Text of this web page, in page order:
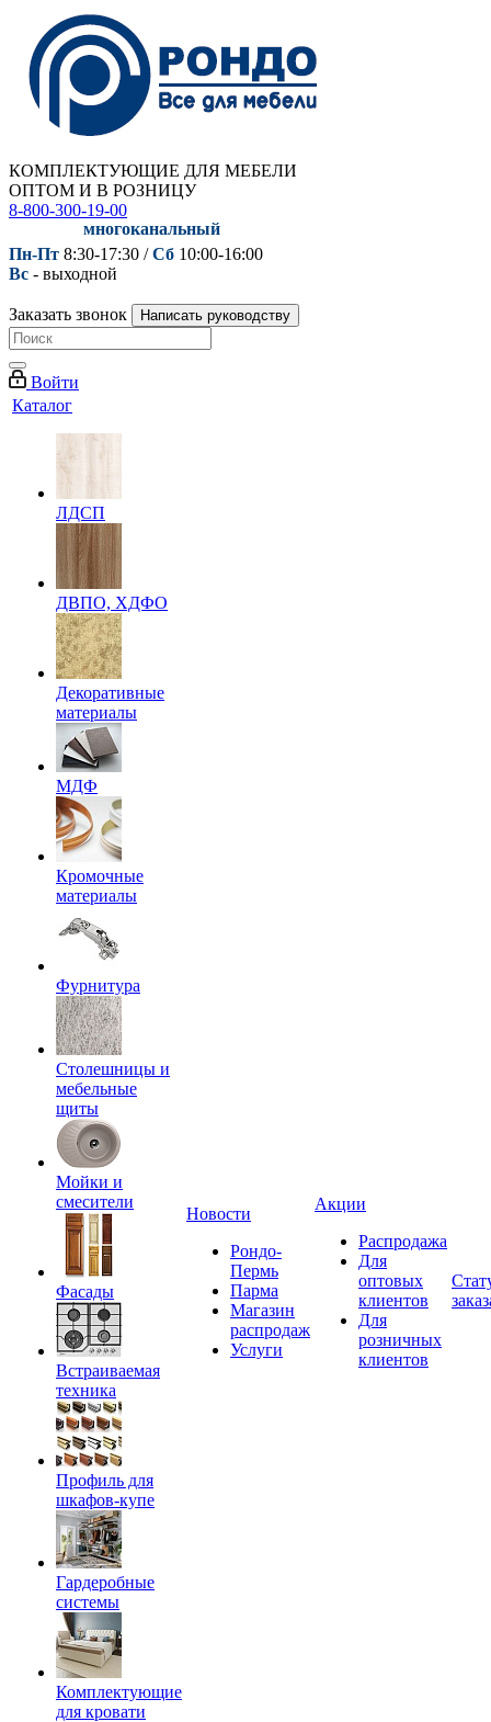
КОМПЛЕКТУЮЩИЕ ДЛЯ МЕБЕЛИ
ОПТОМ И В РОЗНИЦУ
8-800-300-19-00
многоканальный
Пн-Пт 8:30-17:30 /Сб 10:00-16:00
Вс - выходной
Заказать звонок Написать руководству
Войти
Каталог
ЛДСП
ДВПО, ХДФО
Декоративные
материалы
МДФ
Кромочные
материалы
Фурнитура
Столешницы и
мебельные
щиты
Мойки и
смесители
Фасады
Встраиваемая
техника
Профиль для
шкафов-купе
Гардеробные
системы
Комплектующие
для кровати
Новости
Рондо-
Пермь
Парма
Магазин
распродаж
Услуги
Акции
Распродажа
Для
оптовых
клиентов
Для
розничных
клиентов